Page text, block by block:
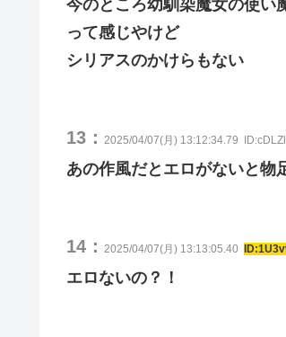
今のところ幼馴染魔女の使い
って感じやけど
シリアスのかけらもない
13： 2025/04/07(月) 13:12:34.79
あの作風だとエロがないと物
14： 2025/04/07(月) 13:13:05.40
エロないの？！